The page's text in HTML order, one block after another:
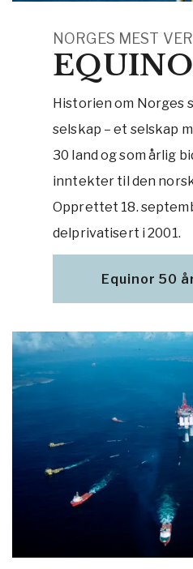
NORGES MEST
Historien om Norges
selskap – et selskap
30 land og som årlig
inntekter til den
Opprettet 18.
delprivatisert i 2001.
Equinor 50